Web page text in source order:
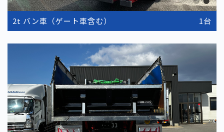
2t バン車（ゲート車含む） 1台